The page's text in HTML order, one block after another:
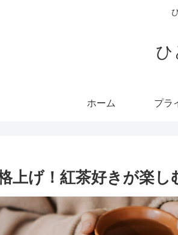
ひ
ホーム
上げ！紅茶好きが楽